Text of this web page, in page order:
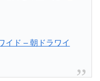
イド – 朝ドラワイ